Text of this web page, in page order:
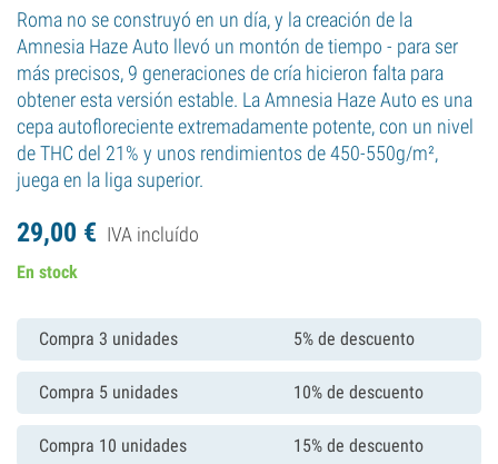
Roma no se construyó en un día, y la creación de la
Amnesia Haze Auto llevó un montón de tiempo - para ser
más precisos, 9 generaciones de cría hicieron falta para
obtener esta versión estable. La Amnesia Haze Auto es una
cepa autofloreciente extremadamente potente, con un nivel
de THC del 21% y unos rendimientos de 450-550g/m²,
juega en la liga superior.
29,00 € IVA incluído
En stock
Compra 3 unidades 5% de descuento
Compra 5 unidades 10% de descuento
Compra 10 unidades 15% de descuento